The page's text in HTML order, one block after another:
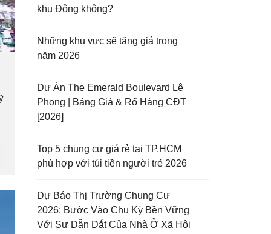
khu Đông không?
Những khu vực sẽ tăng giá trong
năm 2026
Dự Án The Emerald Boulevard Lê
Phong | Bảng Giá & Rổ Hàng CĐT
[2026]
Top 5 chung cư giá rẻ tại TP.HCM
phù hợp với túi tiền người trẻ 2026
Dự Báo Thị Trường Chung Cư
2026: Bước Vào Chu Kỳ Bền Vững
Với Sự Dẫn Dắt Của Nhà Ở Xã Hội